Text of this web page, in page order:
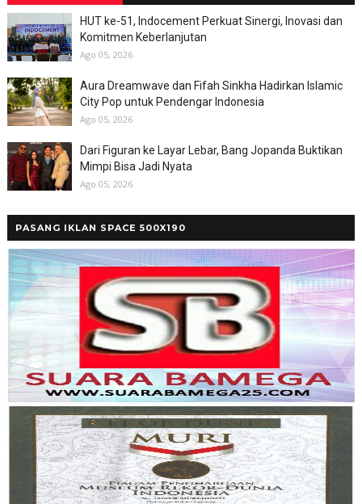
HUT ke-51, Indocement Perkuat Sinergi, Inovasi dan
Komitmen Keberlanjutan
Ago 05, 2026
Aura Dreamwave dan Fifah Sinkha Hadirkan Islamic
City Pop untuk Pendengar Indonesia
Ago 05, 2026
Dari Figuran ke Layar Lebar, Bang Jopanda Buktikan
Mimpi Bisa Jadi Nyata
Ago 05, 2026
PASANG IKLAN SPACE 500X190